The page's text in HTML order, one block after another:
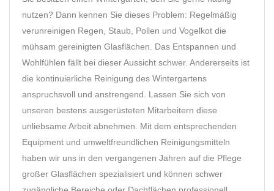
nutzen? Dann kennen Sie dieses Problem: Regelmäßig
verunreinigen Regen, Staub, Pollen und Vogelkot die
mühsam gereinigten Glasflächen. Das Entspannen und
Wohlfühlen fällt bei dieser Aussicht schwer. Andererseits ist
die kontinuierliche Reinigung des Wintergartens
anspruchsvoll und anstrengend. Lassen Sie sich von
unseren bestens ausgerüsteten Mitarbeitern diese
unliebsame Arbeit abnehmen. Mit dem entsprechenden
Equipment und umweltfreundlichen Reinigungsmitteln
haben wir uns in den vergangenen Jahren auf die Pflege
großer Glasflächen spezialisiert und können schwer